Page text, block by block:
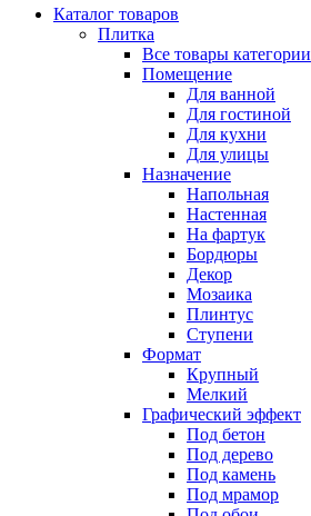
Каталог товаров
Плитка
Все товары категории
Помещение
Для ванной
Для гостиной
Для кухни
Для улицы
Назначение
Напольная
Настенная
На фартук
Бордюры
Декор
Мозаика
Плинтус
Ступени
Формат
Крупный
Мелкий
Графический эффект
Под бетон
Под дерево
Под камень
Под мрамор